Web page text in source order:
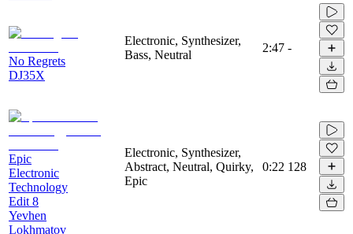
No Regrets
DJ35X
Electronic, Synthesizer,
Bass, Neutral
2:47 -
Epic
Electronic
Technology
Edit 8
Yevhen
Lokhmatov
Electronic, Synthesizer,
Abstract, Neutral, Quirky,
Epic
0:22 128